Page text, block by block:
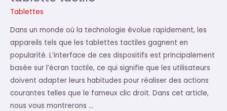
parfait
pour
votre
tablette
tactile
Tablettes
Dans un monde où la technologie évolue rapidement, les
appareils tels que les tablettes tactiles gagnent en
popularité. L’interface de ces dispositifs est principalement
basée sur l’écran tactile, ce qui signifie que les utilisateurs
doivent adapter leurs habitudes pour réaliser des actions
courantes telles que le fameux clic droit. Dans cet article,
nous vous montrerons …